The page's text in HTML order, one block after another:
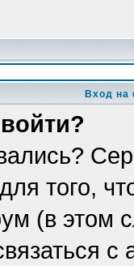
Вход на
того,
(в этом